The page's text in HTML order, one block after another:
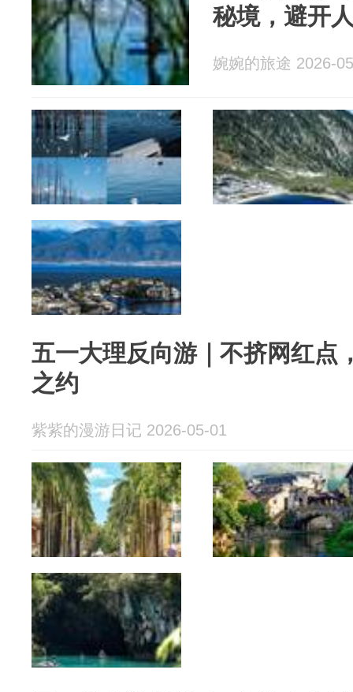
秘境，避开
婉婉的旅途 2026-
五一大理反向游｜不挤网红点
之约
紫紫的漫游日记 2026-05-01